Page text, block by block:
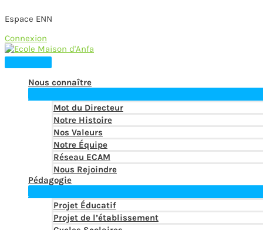
Espace ENN
Connexion
Skip
to
contentMain
Nous connaître
Mot du Directeur
Notre Histoire
Nos Valeurs
Notre Équipe
Réseau ECAM
Nous Rejoindre
Pédagogie
Projet Éducatif
Projet de l’établissement